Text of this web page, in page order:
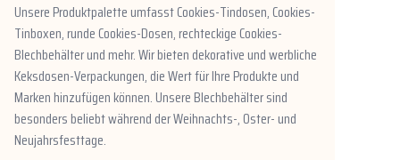
Unsere Produktpalette umfasst Cookies-Tindosen, Cookies-
Tinboxen, runde Cookies-Dosen, rechteckige Cookies-
Blechbehälter und mehr. Wir bieten dekorative und werbliche
Keksdosen-Verpackungen, die Wert für Ihre Produkte und
Marken hinzufügen können. Unsere Blechbehälter sind
besonders beliebt während der Weihnachts-, Oster- und
Neujahrsfesttage.
Zertifikate
Nachhaltigkeit
Nachrichten